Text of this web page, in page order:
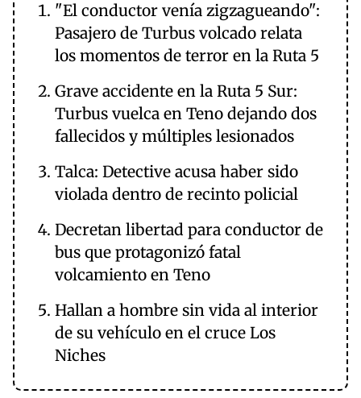
"El conductor venía zigzagueando":
Pasajero de Turbus volcado relata
los momentos de terror en la Ruta 5
Grave accidente en la Ruta 5 Sur:
Turbus vuelca en Teno dejando dos
fallecidos y múltiples lesionados
Talca: Detective acusa haber sido
violada dentro de recinto policial
Decretan libertad para conductor de
bus que protagonizó fatal
volcamiento en Teno
Hallan a hombre sin vida al interior
de su vehículo en el cruce Los
Niches